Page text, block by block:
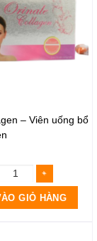
– Viên uống bổ
GIỎ HÀNG